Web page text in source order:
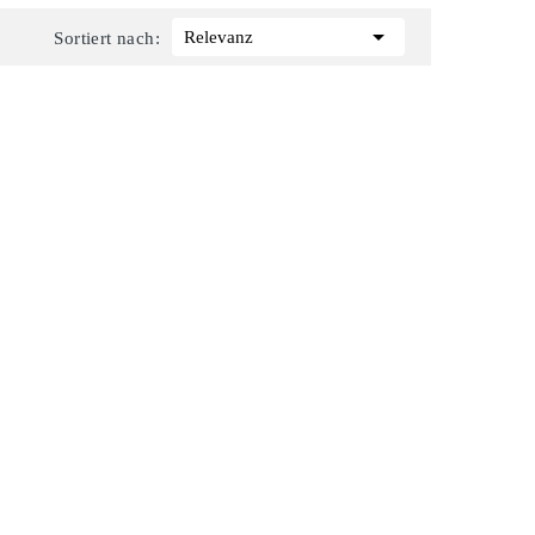
Sortiert nach: Relevanz 